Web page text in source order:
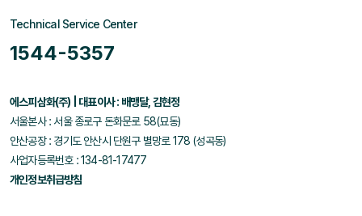
Technical Service Center
1544-5357
에스피삼화(주) | 대표이사 : 배맹달, 김현정
서울본사 : 서울 종로구 돈화문로 58(묘동)
안산공장 : 경기도 안산시 단원구 별망로 178 (성곡동)
사업자등록번호 : 134-81-17477
개인정보취급방침